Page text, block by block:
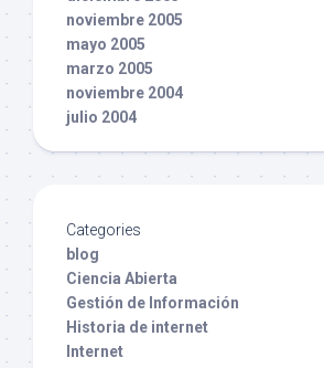
noviembre 2005
mayo 2005
marzo 2005
noviembre 2004
julio 2004
Categories
blog
Ciencia Abierta
Gestión de Información
Historia de internet
Internet